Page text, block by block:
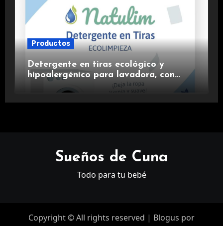
Productos
Detergente en tiras ecológico y
hipoalergénico para lavadora, con
suavizante incluido y fragancia de
Sueños de Cuna
Todo para tu bebé
Copyright © All rights reserved | Blogus por